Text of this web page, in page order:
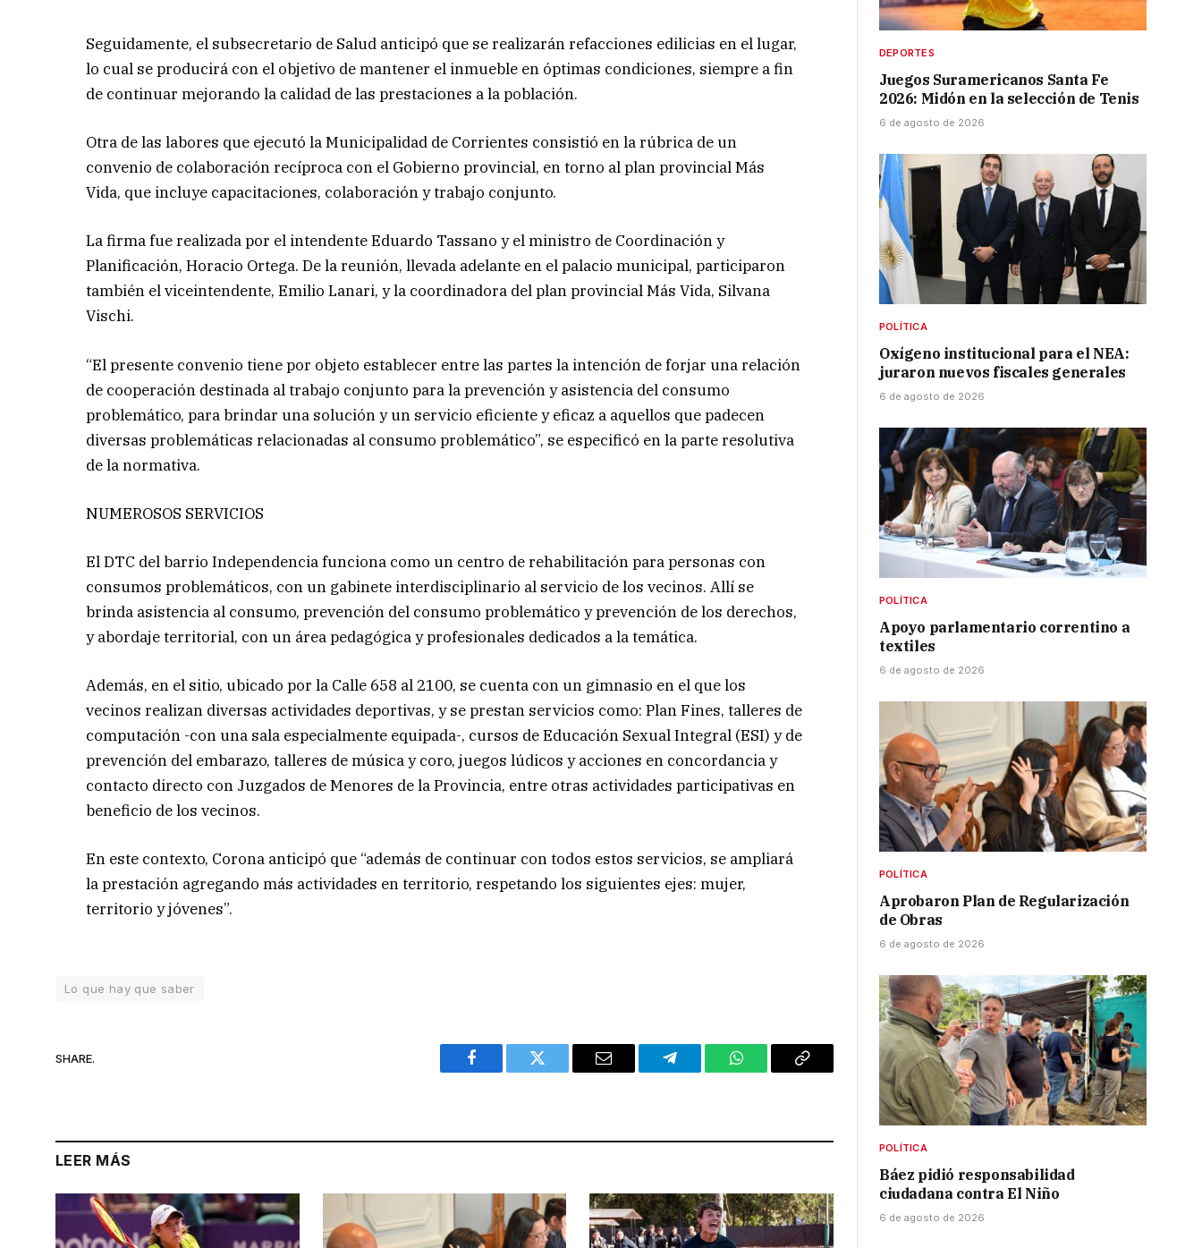
Seguidamente, el subsecretario de Salud anticipó que se realizarán refacciones edilicias en el lugar,
lo cual se producirá con el objetivo de mantener el inmueble en óptimas condiciones, siempre a fin
de continuar mejorando la calidad de las prestaciones a la población.
Otra de las labores que ejecutó la Municipalidad de Corrientes consistió en la rúbrica de un
convenio de colaboración recíproca con el Gobierno provincial, en torno al plan provincial Más
Vida, que incluye capacitaciones, colaboración y trabajo conjunto.
La firma fue realizada por el intendente Eduardo Tassano y el ministro de Coordinación y
Planificación, Horacio Ortega. De la reunión, llevada adelante en el palacio municipal, participaron
también el viceintendente, Emilio Lanari, y la coordinadora del plan provincial Más Vida, Silvana
Vischi.
“El presente convenio tiene por objeto establecer entre las partes la intención de forjar una relación
de cooperación destinada al trabajo conjunto para la prevención y asistencia del consumo
problemático, para brindar una solución y un servicio eficiente y eficaz a aquellos que padecen
diversas problemáticas relacionadas al consumo problemático”, se especificó en la parte resolutiva
de la normativa.
NUMEROSOS SERVICIOS
El DTC del barrio Independencia funciona como un centro de rehabilitación para personas con
consumos problemáticos, con un gabinete interdisciplinario al servicio de los vecinos. Allí se
brinda asistencia al consumo, prevención del consumo problemático y prevención de los derechos,
y abordaje territorial, con un área pedagógica y profesionales dedicados a la temática.
Además, en el sitio, ubicado por la Calle 658 al 2100, se cuenta con un gimnasio en el que los
vecinos realizan diversas actividades deportivas, y se prestan servicios como: Plan Fines, talleres de
computación -con una sala especialmente equipada-, cursos de Educación Sexual Integral (ESI) y de
prevención del embarazo, talleres de música y coro, juegos lúdicos y acciones en concordancia y
contacto directo con Juzgados de Menores de la Provincia, entre otras actividades participativas en
beneficio de los vecinos.
En este contexto, Corona anticipó que “además de continuar con todos estos servicios, se ampliará
la prestación agregando más actividades en territorio, respetando los siguientes ejes: mujer,
territorio y jóvenes”.
Lo que hay que saber
SHARE.
Facebook Twitter Email Telegram WhatsAppCopy
LEER MÁS
DEPORTES
Juegos Suramericanos Santa Fe
2026: Midón en la selección de Tenis
6 de agosto de 2026
POLÍTICA
Oxígeno institucional para el NEA:
juraron nuevos fiscales generales
6 de agosto de 2026
POLÍTICA
Apoyo parlamentario correntino a
textiles
6 de agosto de 2026
POLÍTICA
Aprobaron Plan de Regularización
de Obras
6 de agosto de 2026
POLÍTICA
Báez pidió responsabilidad
ciudadana contra El Niño
6 de agosto de 2026